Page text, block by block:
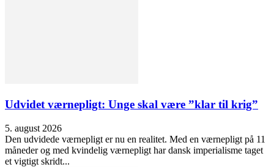
Udvidet værnepligt: Unge skal være ”klar til krig”
5. august 2026
Den udvidede værnepligt er nu en realitet. Med en værnepligt på 11
måneder og med kvindelig værnepligt har dansk imperialisme taget
et vigtigt skridt...